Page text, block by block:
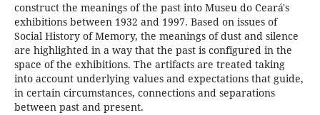
construct the meanings of the past into Museu do Ceará's
exhibitions between 1932 and 1997. Based on issues of
Social History of Memory, the meanings of dust and silence
are highlighted in a way that the past is configured in the
space of the exhibitions. The artifacts are treated taking
into account underlying values and expectations that guide,
in certain circumstances, connections and separations
between past and present.